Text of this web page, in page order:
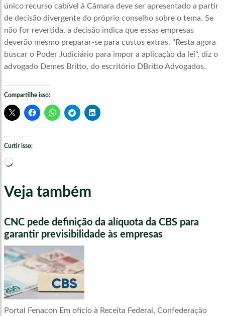
único recurso cabível à Câmara deve ser apresentado a partir
de decisão divergente do próprio conselho sobre o tema. Se
não for revertida, a decisão indica que essas empresas
deverão mesmo preparar-se para custos extras. "Resta agora
buscar o Poder Judiciário para impor a aplicação da lei", diz o
advogado Demes Britto, do escritório DBritto Advogados.
Compartilhe isso:
Curtir isso:
Carregando...
Veja também
CNC pede definição da alíquota da CBS para
garantir previsibilidade às empresas
Portal Fenacon Em ofício à Receita Federal, Confederação